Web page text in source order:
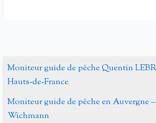
pêche
dans
Nièvre
Moniteur guide de pêche Quentin
Hauts-de-France
Moniteur guide de pêche en Auvergne
Wichmann